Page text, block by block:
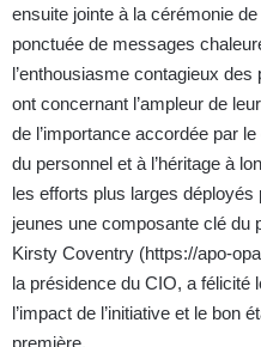
ensuite jointe à la cérémonie
ponctuée de messages
l’enthousiasme contagieux des
ont concernant l’ampleur de
de l’importance accordée par
du personnel et à l’héritage à
les efforts plus larges déployés
jeunes une composante clé du
Kirsty Coventry (https://apo-
la présidence du CIO, a félicité
l’impact de l’initiative et le bon
première.